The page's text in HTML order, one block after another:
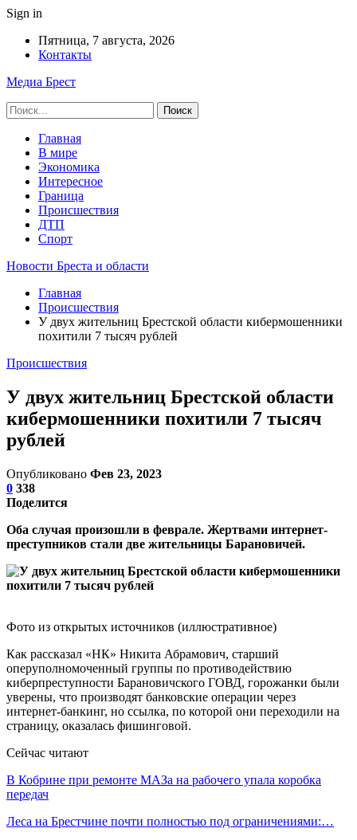
Sign in
Пятница, 7 августа, 2026
Контакты
Медиа Брест
Главная
В мире
Экономика
Интересное
Граница
Происшествия
ДТП
Спорт
Новости Бреста и области
Главная
Происшествия
У двух жительниц Брестской области кибермошенники
похитили 7 тысяч рублей
Происшествия
У двух жительниц Брестской области
кибермошенники похитили 7 тысяч
рублей
Опубликовано Фев 23, 2023
0 338
Поделится
Оба случая произошли в феврале. Жертвами интернет-
преступников стали две жительницы Барановичей.
Фото из открытых источников (иллюстративное)
Как рассказал «НК» Никита Абрамович, старший
оперуполномоченный группы по противодействию
киберпреступности Барановичского ГОВД, горожанки были
уверены, что производят банковские операции через
интернет-банкинг, но ссылка, по которой они переходили на
страницу, оказалась фишинговой.
Сейчас читают
В Кобрине при ремонте МАЗа на рабочего упала коробка
передач
Леса на Брестчине почти полностью под ограничениями:…